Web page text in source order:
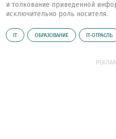
и толкование приведенной
исключительно роль носителя.
ІТ ОБРАЗОВАНИЕ IT-ОТРАСЛЬ